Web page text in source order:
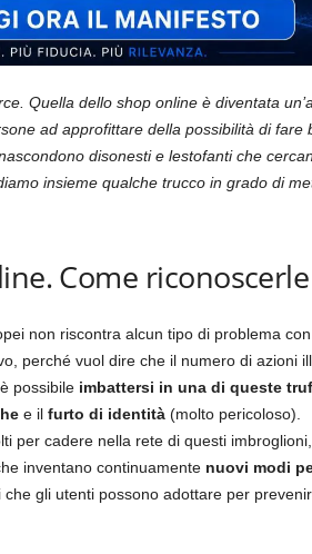
Quella dello shop online è diventata
ad approfittare della possibilità di fare
disonesti e lestofanti che
insieme qualche trucco in grado di
Come riconoscerle
non riscontra alcun tipo di problema
perché vuol dire che il numero di azioni
possibile imbattersi in una di queste
e il furto di identità(molto pericoloso).
per cadere nella rete di questi
inventano continuamente nuovi modi
gli utenti possono adottare per